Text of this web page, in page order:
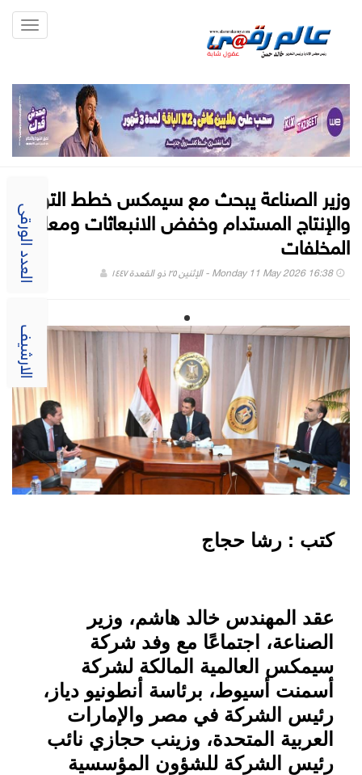
العدد الورقى
الارشيف
وزير الصناعة يبحث مع سيمكس خطط التوسع
والإنتاج المستدام وخفض الانبعاثات ومعالجة
المخلفات
Monday 11 May 2026 16:38 - الإثنين ٢٥ ذو القعدة ١٤٤٧
كتب : رشا حجاج
عقد المهندس خالد هاشم، وزير
الصناعة، اجتماعًا مع وفد شركة
سيمكس العالمية المالكة لشركة
أسمنت أسيوط، برئاسة أنطونيو دياز،
رئيس الشركة في مصر والإمارات
العربية المتحدة، وزينب حجازي نائب
رئيس الشركة للشؤون المؤسسية